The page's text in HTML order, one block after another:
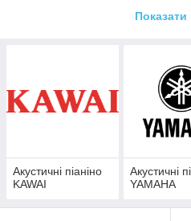
академічної гри. Доступні різні
Показати
Акустичні піаніно
KAWAI
Акустичні
YAMAHA